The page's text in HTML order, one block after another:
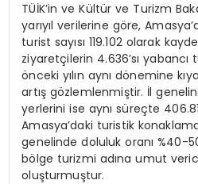
TÜİK’in ve Kültür ve Turizm
yarıyıl verilerine göre,
turist sayısı 119.102 olarak
ziyaretçilerin 4.636’sı
önceki yılın aynı dönemine
artış gözlemlenmiştir. İl
yerlerini ise aynı süreçte
Amasya’daki turistik
genelinde doluluk oranı %40-
bölge turizmi adına umut
oluşturmuştur.